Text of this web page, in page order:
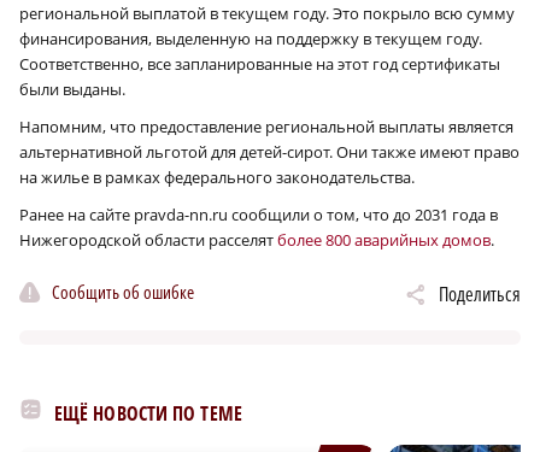
региональной выплатой в текущем году. Это покрыло всю сумму
финансирования, выделенную на поддержку в текущем году.
Соответственно, все запланированные на этот год сертификаты
были выданы.
Напомним, что предоставление региональной выплаты является
альтернативной льготой для детей-сирот. Они также имеют право
на жилье в рамках федерального законодательства.
Ранее на сайте pravda-nn.ru сообщили о том, что до 2031 года в
Нижегородской области расселятболее 800 аварийных домов.
Сообщить об ошибке Поделиться
ЕЩЁ НОВОСТИ ПО ТЕМЕ